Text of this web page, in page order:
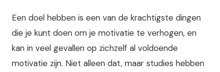
Een doel hebben is een van de krachtigste dingen
die je kunt doen om je motivatie te verhogen, en
kan in veel gevallen op zichzelf al voldoende
motivatie zijn. Niet alleen dat, maar studies hebben